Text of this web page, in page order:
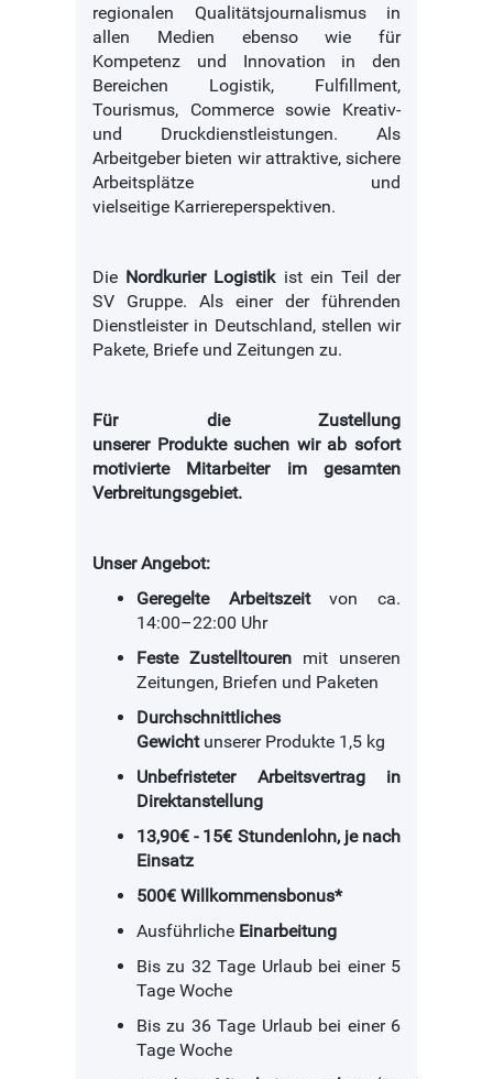
regionalen Qualitätsjournalismus
in
allen Medien ebenso wie für
Kompetenz und Innovation in den
Bereichen Logistik, Fulfillment,
Tourismus, Commerce sowie Kreativ-
und
Druckdienstleistungen.
Als
Arbeitgeber bieten wir attraktive, sichere
Arbeitsplätze und
vielseitige Karriereperspektiven.
Die Nordkurier Logistik ist ein Teil der
SV Gruppe. Als einer der führenden
Dienstleister in Deutschland, stellen wir
Pakete, Briefe und Zeitungen zu.
Für die Zustellung
unserer Produkte suchen wir ab sofort
motivierte Mitarbeiter im gesamten
Verbreitungsgebiet.
Unser Angebot:
Geregelte Arbeitszeit
von ca.
14:00–22:00 Uhr
Feste Zustelltouren mit unseren
Zeitungen, Briefen und Paketen
Durchschnittliches
Gewicht unserer Produkte 1,5 kg
Unbefristeter Arbeitsvertrag in
Direktanstellung
13,90€ - 15€ Stundenlohn, je nach
Einsatz
500€ Willkommensbonus*
Ausführliche Einarbeitung
Bis zu 32 Tage Urlaub bei einer 5
Tage Woche
Bis zu 36 Tage Urlaub bei einer 6
Tage Woche